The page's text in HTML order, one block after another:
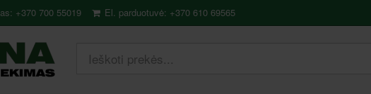
+370 700 55019 El. parduotuvė: +370 610 69565